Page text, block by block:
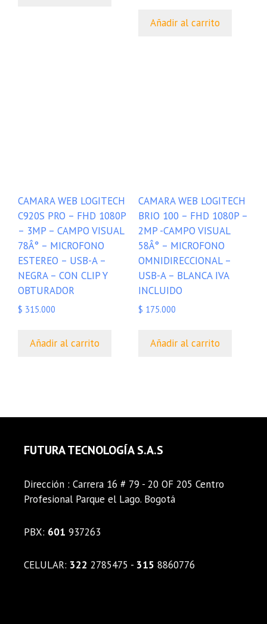
Añadir al carrito
CAMARA WEB LOGITECH
C920S PRO – FHD 1080P
– 3MP – CAMPO VISUAL
78Â° – MICROFONO
ESTEREO – USB-A –
NEGRA – CON CLIP Y
OBTURADOR
$ 315.000
Añadir al carrito
CAMARA WEB LOGITECH
BRIO 100 – FHD 1080P –
2MP -CAMPO VISUAL
58Â° – MICROFONO
OMNIDIRECCIONAL –
USB-A – BLANCA IVA
INCLUIDO
$ 175.000
Añadir al carrito
FUTURA TECNOLOGÍA S.A.S
Dirección : Carrera 16 # 79 - 20 OF 205 Centro
Profesional Parque el Lago. Bogotá
PBX: 601 937263
CELULAR: 322 2785475 - 315 8860776